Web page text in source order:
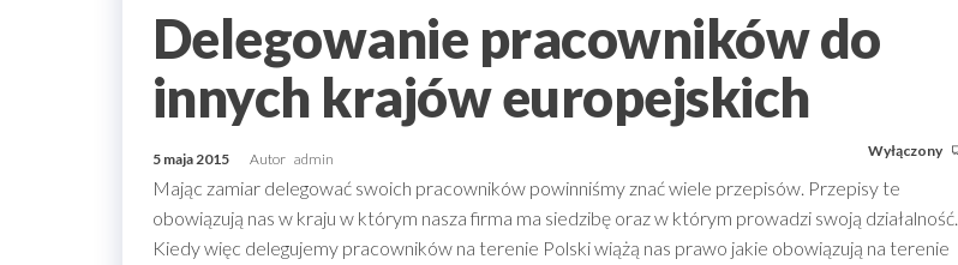
Delegowanie pracowników do
innych krajów europejskich
5 maja 2015 Autor admin Wyłączony
Mając zamiar delegować swoich pracowników powinniśmy znać wiele przepisów. Przepisy te
obowiązują nas w kraju w którym nasza firma ma siedzibę oraz w którym prowadzi swoją działalność.
Kiedy więc delegujemy pracowników na terenie Polski wiążą nas prawo jakie obowiązują na terenie